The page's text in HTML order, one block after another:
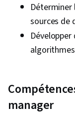
Déterminer
sources de
manager